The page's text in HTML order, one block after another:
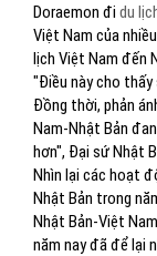
Doraemon đi du
Việt Nam của
lịch Việt Nam đến
"Điều này cho thấy
Đồng thời, phản
Nam-Nhật Bản
hơn", Đại sứ Nhật
Nhìn lại các hoạt
Nhật Bản trong
Nhật Bản-Việt
năm nay đã để lại